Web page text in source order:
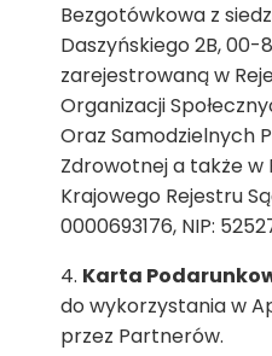
Bezgotówkowa z
Daszyńskiego 2B, 00-
zarejestrowaną w
Organizacji
Oraz Samodzielnych
Zdrowotnej a także w
Krajowego Rejestru
0000693176, NIP:
Karta
do wykorzystania w
przez Partnerów.